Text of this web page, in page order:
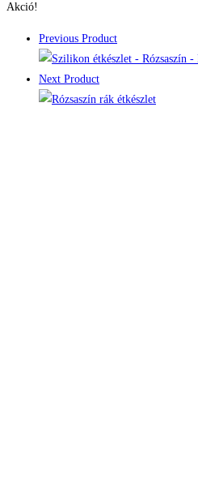
Akció!
Previous Product
Next Product